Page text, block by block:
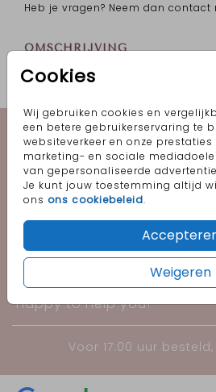
Cookies
Wij gebruiken cookies en
een betere gebruikerservaring te
websiteverkeer en onze
marketing- en sociale
van gepersonaliseerde
Je kunt jouw toestemming altijd
ons ons cookiebeleid.
Weigeren
Heb je vragen? Neem dan
OMSCHRIJVING
oud-hollands 22 x 11
Geboorte
Trouwen
Informatie
Follow me!
Happy to help you!
Voor 17:00 uur